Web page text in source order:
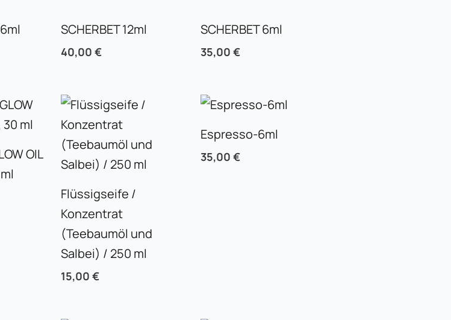
SCHERBET 12ml
40,00 €
SCHERBET 6ml
35,00 €
OIL
Flüssigseife /
Konzentrat
(Teebaumöl und
Salbei) / 250 ml
15,00 €
Espresso-6ml
35,00 €